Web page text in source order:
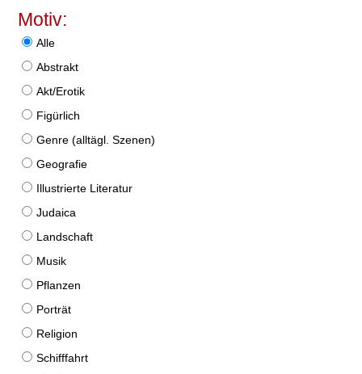
Motiv:
Alle
Abstrakt
Akt/Erotik
Figürlich
Genre (alltägl. Szenen)
Geografie
Illustrierte Literatur
Judaica
Landschaft
Musik
Pflanzen
Porträt
Religion
Schifffahrt